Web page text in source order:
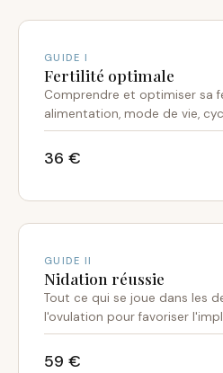
GUIDE I
Fertilité optimale
Comprendre et optimiser sa
alimentation, mode de vie,
36 €
GUIDE II
Nidation réussie
Tout ce qui se joue dans les
l'ovulation pour favoriser
59 €